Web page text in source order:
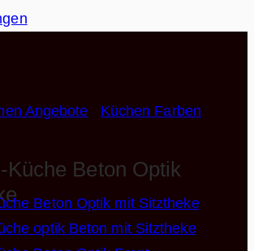
Angebote Küchen Farben
Küche Beton Optik